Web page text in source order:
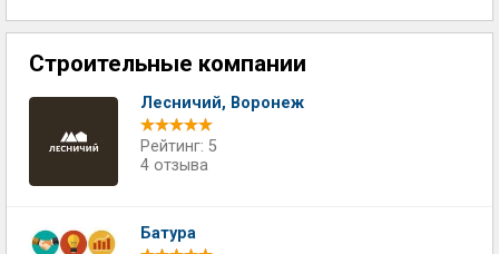
Строительные компании
Лесничий, Воронеж
Рейтинг: 5
4 отзыва
Батура